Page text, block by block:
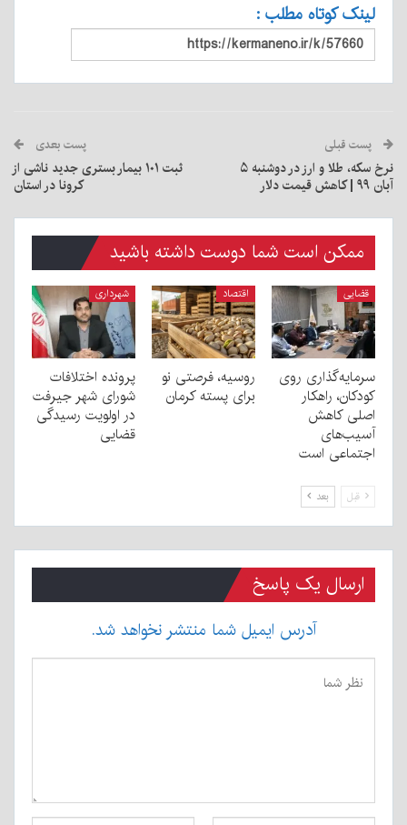
لینک کوتاه مطلب :
پست قبلی
نرخ سکه، طلا و ارز در دوشنبه ۵
آبان ۹۹ | کاهش قیمت دلار
پست بعدی
ثبت ۱۰۱ بیمار بستری جدید ناشی از
کرونا در استان
ممکن است شما دوست داشته باشید
قضایی
سرمایه‌گذاری روی
کودکان، راهکار
اصلی کاهش
آسیب‌های
اجتماعی است
اقتصاد
روسیه، فرصتی نو
برای پسته کرمان
شهرداری
پرونده اختلافات
شورای شهر جیرفت
در اولویت رسیدگی
قضایی
قبل بعد
ارسال یک پاسخ
آدرس ایمیل شما منتشر نخواهد شد.